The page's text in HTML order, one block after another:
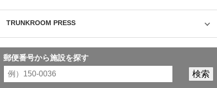
TRUNKROOM PRESS
郵便番号から施設を探す